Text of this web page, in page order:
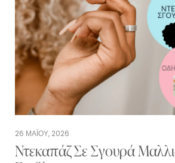
26 ΜΑΪ́ΟΥ, 2026
Ντεκαπάζ Σε Σγουρά